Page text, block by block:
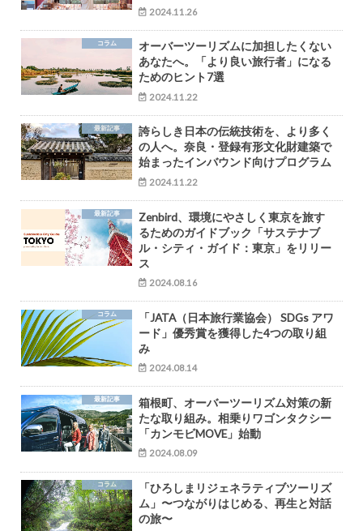
2024.11.26
コラム
オーバーツーリズムに加担したくない
あなたへ。「より良い旅行者」になる
ためのヒント7選
2024.11.22
最新記事
誇らしき日本の伝統技術を、より多く
の人へ。奈良・登録有形文化財建築で
始まったインバウンド向けプログラム
2024.11.22
最新記事
Zenbird、環境にやさしく東京を旅す
るためのガイドブック「サステナブ
ル・シティ・ガイド：東京」をリリー
ス
2024.08.16
コラム
「JATA（日本旅行業協会） SDGs アワ
ード」優秀賞を獲得した4つの取り組
み
2024.08.14
最新記事
箱根町、オーバーツーリズム対策の新
たな取り組み。相乗りワゴンタクシー
「カンモビMOVE」始動
2024.08.09
コラム
「ひろしまリジェネラティブツーリズ
ム」〜つながりはじめる、再生と対話
の旅〜